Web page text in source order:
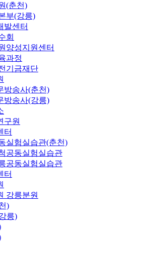
(춘천)
부(강릉)
발센터
회
양성지원센터
과정
기금재단
방송사(춘천)
방송사(강릉)
구원
터
실험실습관(춘천)
공동실험실습관
공동실험실습관
터
강릉분원
)
릉)